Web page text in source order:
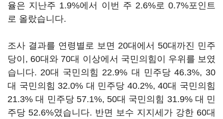
율은 지난주 1.9%에서 이번 주 2.6%로 0.7%포인트
로 올랐습니다.
조사 결과를 연령별로 보면 20대에서 50대까진 민주
당이, 60대와 70대 이상에서 국민의힘이 우위를 보였
습니다. 20대 국민의힘 22.9% 대 민주당 46.3%, 30
대 국민의힘 32.0% 대 민주당 40.2%, 40대 국민의힘
21.3% 대 민주당 57.1%, 50대 국민의힘 31.9% 대 민
주당 52.6%였습니다. 반면 보수 지지세가 강한 60대